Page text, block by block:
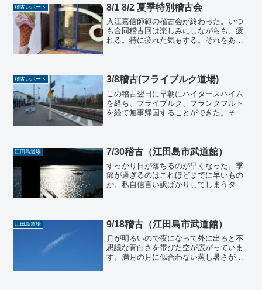
ないようにと助言をしてしま...
稽古レポート 8/1 8/2 夏季特別稽古会
入江嘉信師範の稽古会が終わった。いつ
も合同稽古回は楽しみにしながらも、疲
れる。特に疲れた気もする。それをあえ
らわらず暖かく、見取りの...
稽古レポート 3/8稽古(フライブルク道場)
この稽古翌日に早朝にハイタースハイム
を経ち、フライブルク、フランクフルト
を経て無事帰国することができた。そこ
ドイツ旅行の全行程を大き...
江田島道場 7/30稽古（江田島市武道館）
すっかり日が落ちるのが早くなった。季
節が過ぎるのはこれほどまでに早いもの
か。私自信言い訳ばかりしてしまうタイ
てやりたいことをやらないと...
江田島道場 9/18稽古（江田島市武道館）
月が明るいので夜になって外に出ると不
思議な青白さを帯びた空が広がっていま
す。満月の月に似合わない蒸し暑さがあ